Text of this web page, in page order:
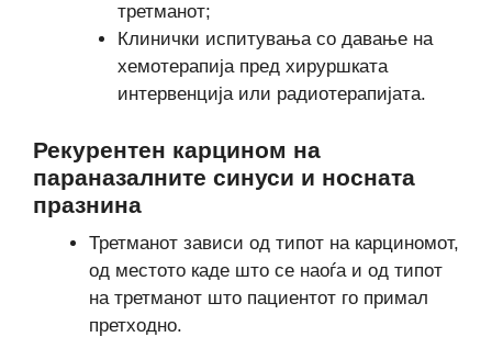
третманот;
Клинички испитувања со давање на
хемотерапија пред хируршката
интервенција или радиотерапијата.
Рекурентен карцином на
параназалните синуси и носната
празнина
Третманот зависи од типот на карциномот,
од местото каде што се наоѓа и од типот
на третманот што пациентот го примал
претходно.